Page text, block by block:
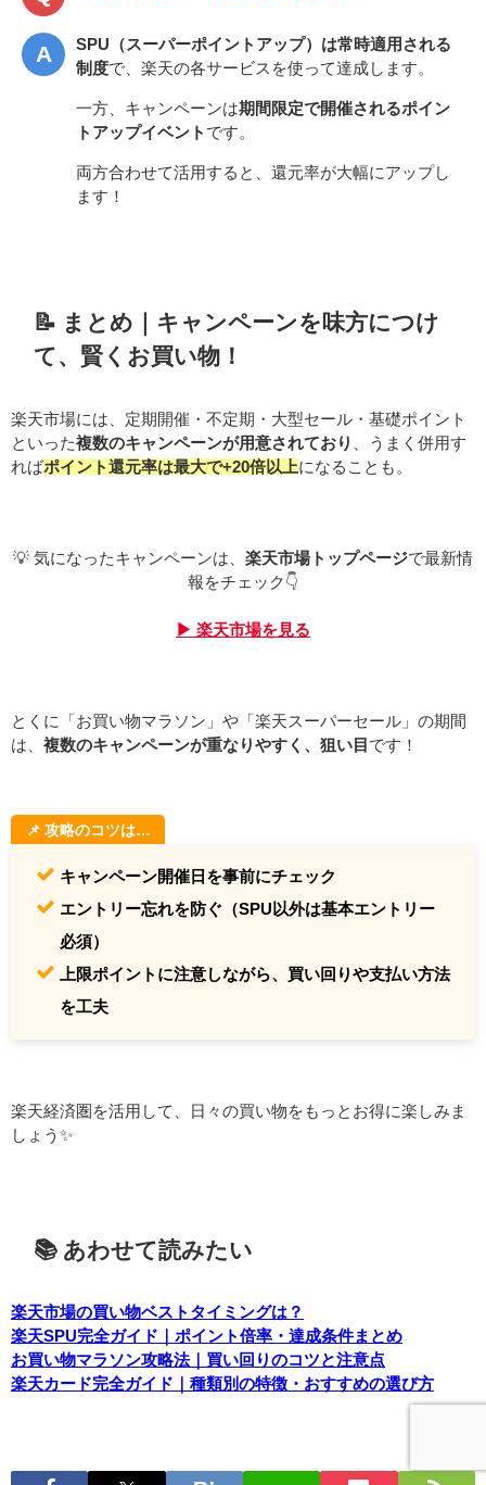
SPU（スーパーポイントアップ）は常時適用される
制度で、楽天の各サービスを使って達成します。
一方、キャンペーンは期間限定で開催されるポイン
トアップイベント です。
両方合わせて活用すると、還元率が大幅にアップし
ます！
📝 まとめ｜キャンペーンを味方につけ
て、賢くお買い物！
楽天市場には、定期開催・不定期・大型セール・基礎ポイント
といった複数のキャンペーンが用意されており
、うまく併用す
ればポイント還元率は最大で+20倍以上になることも。
💡 気になったキャンペーンは、 楽天市場トップページで最新情
報をチェック👇
▶ 楽天市場を見る
とくに「お買い物マラソン」や「楽天スーパーセール」の期間
は、 複数のキャンペーンが重なりやすく、狙い目 です！
📌 攻略のコツは…
キャンペーン開催日を事前にチェック
エントリー忘れを防ぐ（SPU以外は基本エントリー
必須）
上限ポイントに注意しながら、買い回りや支払い方法
を工夫
楽天経済圏を活用して、日々の買い物をもっとお得に楽しみま
しょう✨
📚 あわせて読みたい
楽天市場の買い物ベストタイミングは？
楽天SPU完全ガイド｜ポイント倍率・達成条件まとめ
お買い物マラソン攻略法｜買い回りのコツと注意点
楽天カード完全ガイド｜種類別の特徴・おすすめの選び方